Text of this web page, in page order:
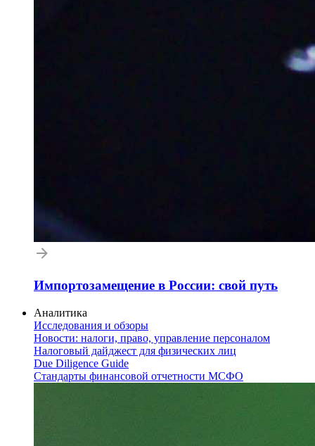
Импортозамещение в России: свой путь
Аналитика
Исследования и обзоры
Новости: налоги, право, управление персоналом
Налоговый дайджест для физических лиц
Due Diligence Guide
Стандарты финансовой отчетности МСФО